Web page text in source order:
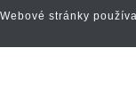
Webové stránky